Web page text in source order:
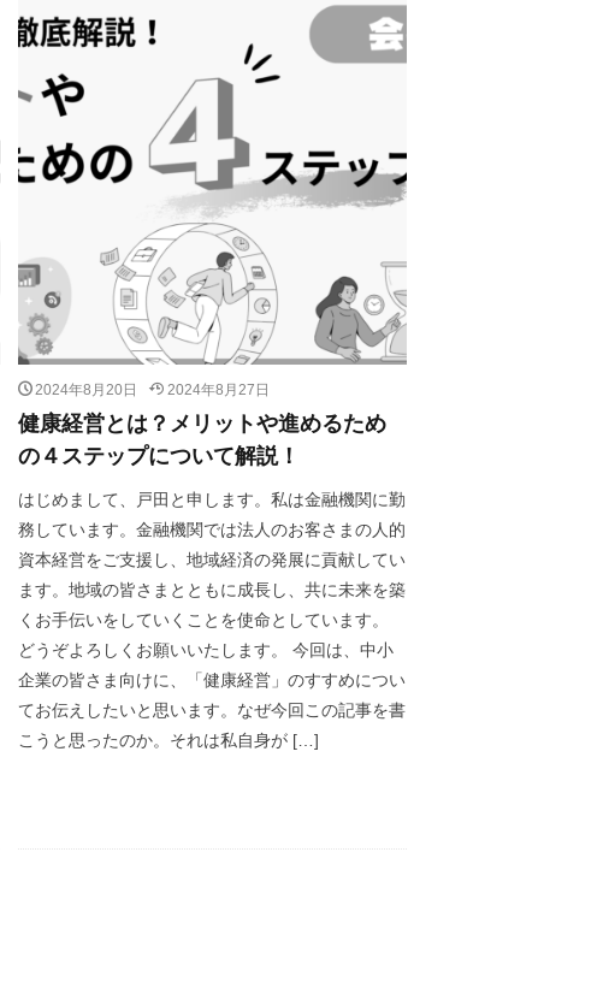
2024年8月20日 2024年8月27日
健康経営とは？メリットや進めるため
の４ステップについて解説！
はじめまして、戸田と申します。私は金融機関に勤
務しています。金融機関では法人のお客さまの人的
資本経営をご支援し、地域経済の発展に貢献してい
ます。地域の皆さまとともに成長し、共に未来を築
くお手伝いをしていくことを使命としています。
どうぞよろしくお願いいたします。 今回は、中小
企業の皆さま向けに、「健康経営」のすすめについ
てお伝えしたいと思います。なぜ今回この記事を書
こうと思ったのか。それは私自身が […]